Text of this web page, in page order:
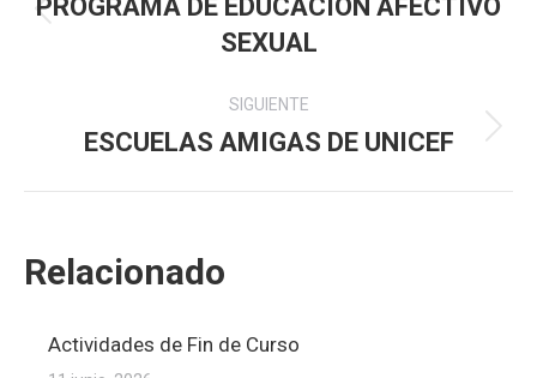
publicaciones
Publicación
anterior:
PROGRAMA DE EDUCACIÓN AFECTIVO
SEXUAL
SIGUIENTE
Publicación
ESCUELAS AMIGAS DE UNICEF
Relacionado
Actividades de Fin de Curso